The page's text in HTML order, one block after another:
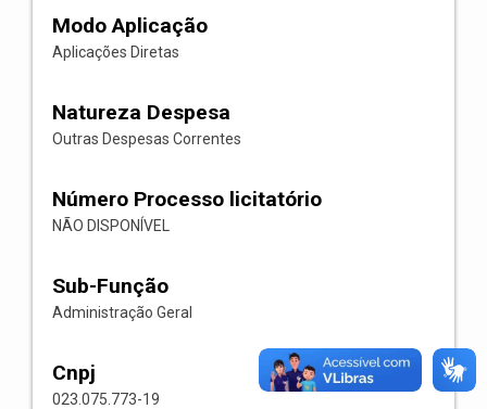
Modo Aplicação
Aplicações Diretas
Natureza Despesa
Outras Despesas Correntes
Número Processo licitatório
NÃO DISPONÍVEL
Sub-Função
Administração Geral
Cnpj
023.075.773-19